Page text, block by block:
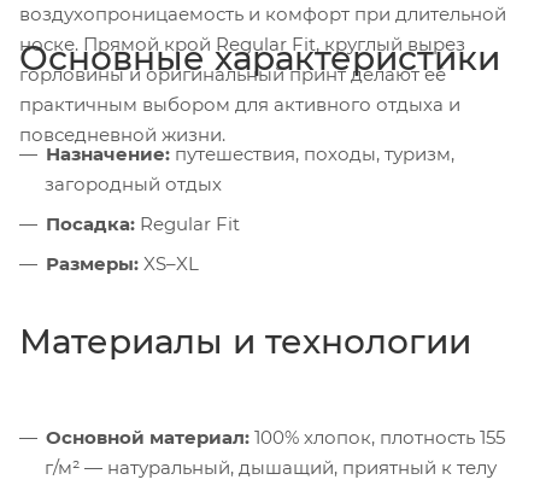
воздухопроницаемость и комфорт при длительной
носке. Прямой крой Regular Fit, круглый вырез
горловины и оригинальный принт делают её
практичным выбором для активного отдыха и
повседневной жизни.
Основные характеристики
Назначение: путешествия, походы, туризм,
загородный отдых
Посадка: Regular Fit
Размеры: XS–XL
Материалы и технологии
Основной материал: 100% хлопок, плотность 155
г/м² — натуральный, дышащий, приятный к телу